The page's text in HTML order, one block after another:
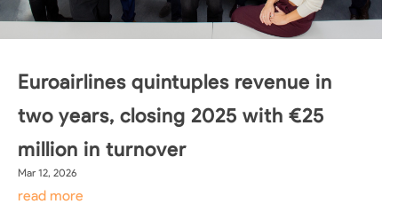
Euroairlines quintuples revenue in
two years, closing 2025 with €25
million in turnover
Mar 12, 2026
read more